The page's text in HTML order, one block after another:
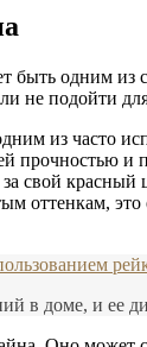
быть одним
не подойти
из часто
прочностью
свой
оттенкам,
в доме, и ее